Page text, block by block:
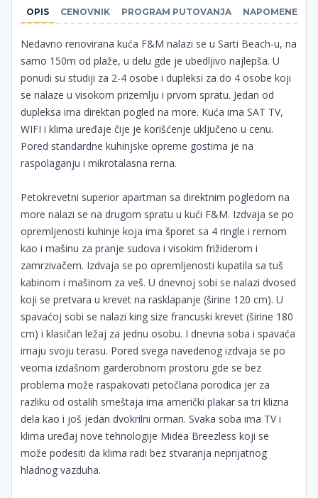
OPIS CENOVNIK PROGRAM PUTOVANJA NAPOMENE
Nedavno renovirana kuća F&M nalazi se u Sarti Beach-u, na
samo 150m od plaže, u delu gde je ubedljivo najlepša. U
ponudi su studiji za 2-4 osobe i dupleksi za do 4 osobe koji
se nalaze u visokom prizemlju i prvom spratu. Jedan od
dupleksa ima direktan pogled na more. Kuća ima SAT TV,
WIFI i klima uređaje čije je korišćenje uključeno u cenu.
Pored standardne kuhinjske opreme gostima je na
raspolaganju i mikrotalasna rerna.
Petokrevetni superior apartman sa direktnim pogledom na
more nalazi se na drugom spratu u kući F&M. Izdvaja se po
opremljenosti kuhinje koja ima šporet sa 4 ringle i rernom
kao i mašinu za pranje sudova i visokim frižiderom i
zamrzivačem. Izdvaja se po opremljenosti kupatila sa tuš
kabinom i mašinom za veš. U dnevnoj sobi se nalazi dvosed
koji se pretvara u krevet na rasklapanje (širine 120 cm). U
spavaćoj sobi se nalazi king size francuski krevet (širine 180
cm) i klasičan ležaj za jednu osobu. I dnevna soba i spavaća
imaju svoju terasu. Pored svega navedenog izdvaja se po
veoma izdašnom garderobnom prostoru gde se bez
problema može raspakovati petočlana porodica jer za
razliku od ostalih smeštaja ima američki plakar sa tri klizna
dela kao i još jedan dvokrilni orman. Svaka soba ima TV i
klima uređaj nove tehnologije Midea Breezless koji se
može podesiti da klima radi bez stvaranja neprijatnog
hladnog vazduha.